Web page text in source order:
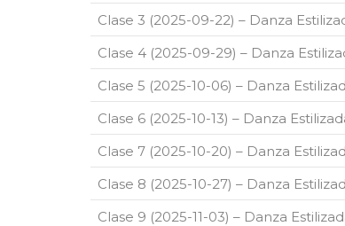
Clase 3 (2025-09-22) – Danza
Clase 4 (2025-09-29) – Danza
Clase 5 (2025-10-06) – Danza
Clase 6 (2025-10-13) – Danza
Clase 7 (2025-10-20) – Danza
Clase 8 (2025-10-27) – Danza
Clase 9 (2025-11-03) – Danza